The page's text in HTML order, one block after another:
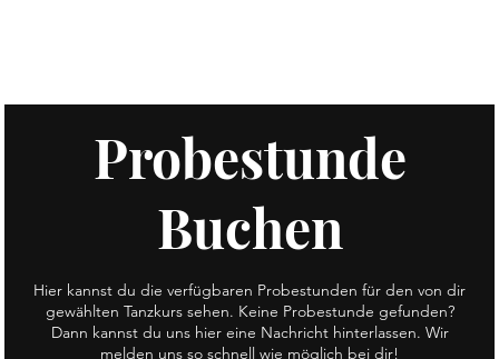
Probestunde
Buchen
Hier kannst du die verfügbaren Probestunden für den von dir
gewählten Tanzkurs sehen. Keine Probestunde gefunden?
Dann kannst du uns hier eine Nachricht hinterlassen. Wir
melden uns so schnell wie möglich bei dir!